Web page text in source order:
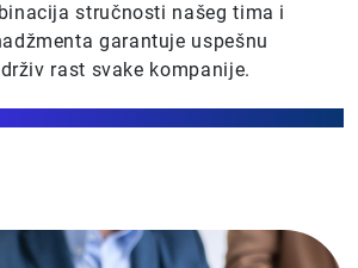
stručnosti našeg tima i
garantuje uspešnu
rast svake kompanije.